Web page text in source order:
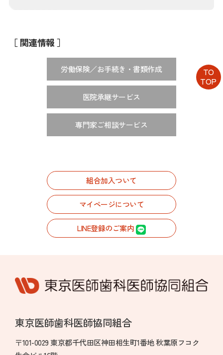
［ 関連情報 ］
労働保険／お手続き・書類作成
医院承継サービス
専門家ご相談サービス
組合加入ついて
マイページについて
LINE登録のご案内
TO
TOP
東京医師歯科医師協同組合
〒101-0029 東京都千代田区神田相生町1番地 秋葉原フコク